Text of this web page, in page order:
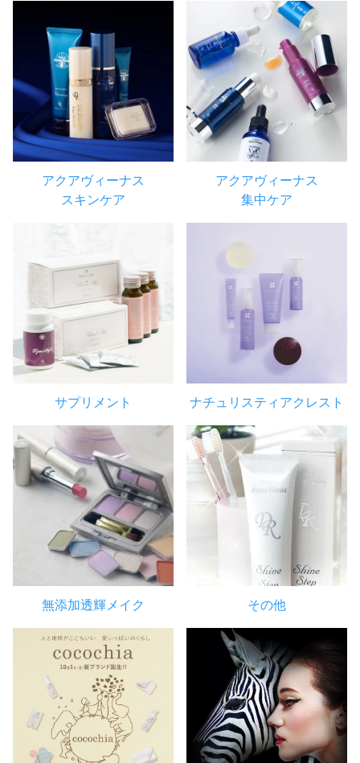
アクアヴィーナス
スキンケア
アクアヴィーナス
集中ケア
サプリメント ナチュリスティアクレスト
無添加透輝メイク その他